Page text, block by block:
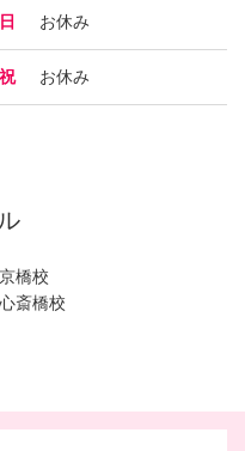
日 お休み
祝 お休み
京橋校
心斎橋校